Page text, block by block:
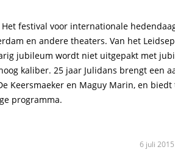
festival voor internationale
en andere theaters. Van het
jubileum wordt niet uitgepakt met
kaliber. 25 jaar Julidans brengt een
Keersmaeker en Maguy Marin, en
programma.
6 juli 2015